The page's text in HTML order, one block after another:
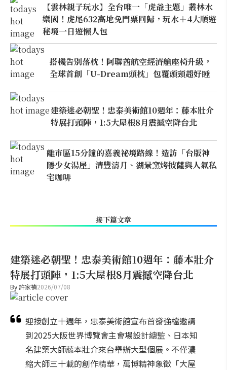
【雲林親子玩水】全台唯一「虎爺主題」叢林水
樂園！虎尾632高地免門票回歸，玩水＋4大順遊
秘境一日遊懶人包
搭機告別落枕！阿聯酋航空經濟艙座椅升級，
全球首創「U-Dream頭枕」包覆頭頸超好睡
建築迷必朝聖！忠泰美術館10週年：藤本壯介
特展打頭陣，1:5大屋根8月震撼空降台北
離市區15分鐘的嘉義祕境路線！造訪「台版神
隱少女湯屋」清豐濤月、湖景窯烤披薩與人氣私
宅咖啡
接下篇文章
建築迷必朝聖！忠泰美術館10週年：藤本壯介
特展打頭陣，1:5大屋根8月震撼空降台北
By許家禎2026/07/08
迎接創立十週年，忠泰美術館宣布首發強檔邀請
到2025大阪世界博覽會主會場設計總監、日本知
名建築大師藤本壯介來台舉辦大型個展。不僅濃
縮大師三十載的創作精華，萬博精神象徵「大屋